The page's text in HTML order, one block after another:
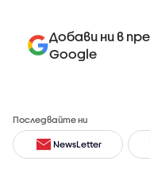
Добави ни в
Google
Последвайте ни
NewsLetter